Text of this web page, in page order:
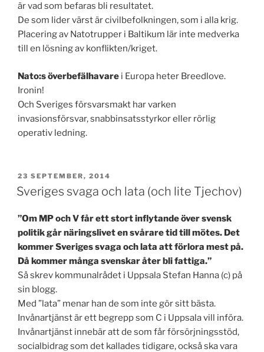
är vad som befaras bli resultatet.
De som lider värst är civilbefolkningen, som i alla krig.
Placering av Natotrupper i Baltikum lär inte medverka
till en lösning av konflikten/kriget.
Nato:s överbefälhavare i Europa heter Breedlove.
Ironin!
Och Sveriges försvarsmakt har varken
invasionsförsvar, snabbinsatsstyrkor eller rörlig
operativ ledning.
PUBLICERAT
23 SEPTEMBER, 2014
Sveriges svaga och lata (och lite Tjechov)
”Om MP och V får ett stort inflytande över svensk
politik går näringslivet en svårare tid till mötes. Det
kommer Sveriges svaga och lata att förlora mest på.
Då kommer många svenskar åter bli fattiga.”
Så skrev kommunalrådet i Uppsala Stefan Hanna (c) på
sin blogg.
Med ”lata” menar han de som inte gör sitt bästa.
Invånartjänst är ett begrepp som C i Uppsala vill införa.
Invånartjänst innebär att de som får försörjningsstöd,
socialbidrag som det kallades tidigare, också ska vara